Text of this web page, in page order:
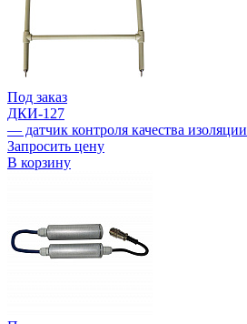
Под заказ
ДКИ-127
— датчик контроля качества изоляции
Запросить цену
В корзину